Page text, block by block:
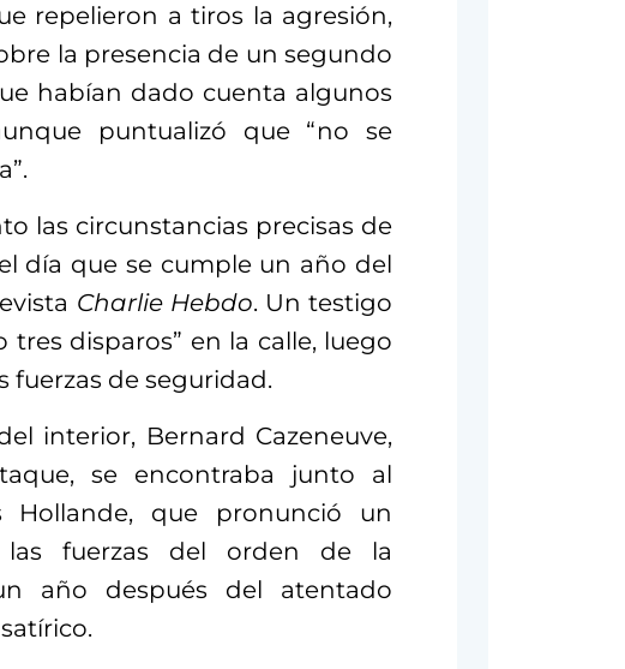
repelieron a tiros la agresión,
la presencia de un segundo
habían dado cuenta algunos
puntualizó que “no se
las circunstancias precisas de
día que se cumple un año del
Charlie Hebdo. Un testigo
disparos” en la calle, luego
fuerzas de seguridad.
interior, Bernard Cazeneuve,
se encontraba junto al
Hollande, que pronunció un
fuerzas del orden de la
año después del atentado